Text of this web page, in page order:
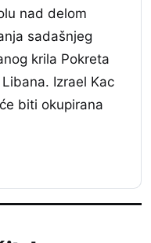
nad delom
sadašnjeg
krila Pokreta
Izrael Kac
biti okupirana